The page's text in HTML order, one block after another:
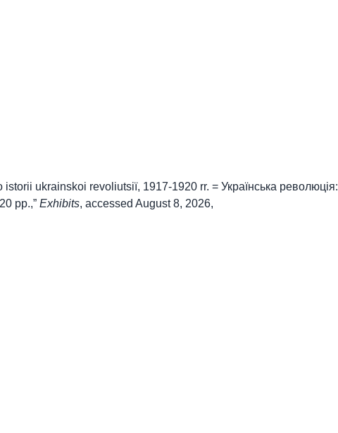
ukrainskoi revoliutsiï, 1917-1920 rr. = Українська революція:
рр.,” Exhibits, accessed August 8, 2026,